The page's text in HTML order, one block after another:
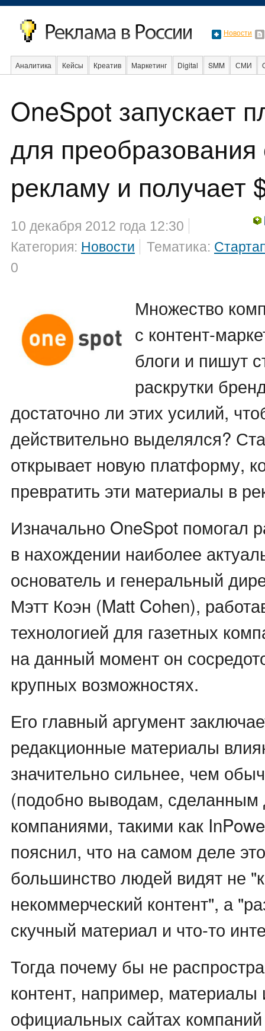
Новости
Аналитика Кейсы Креатив Маркетинг Digital SMM СМИ
OneSpot запускает
для преобразования
рекламу и получает
10 декабря 2012 года 12:30
Категория: Новости Тематика:
0
Множество
с контент-
блоги и пишут
раскрутки
достаточно ли этих усилий,
действительно выделялся?
открывает новую платформу,
превратить эти материалы в
Изначально OneSpot помогал
в нахождении наиболее
основатель и генеральный
Мэтт Коэн (Matt Cohen),
технологией для газетных
на данный момент он
крупных возможностях.
Его главный аргумент
редакционные материалы
значительно сильнее, чем
(подобно выводам, сделанным
компаниями, такими как
пояснил, что на самом деле
большинство людей видят не
некоммерческий контент", а
скучный материал и что-то
Тогда почему бы не
контент, например, материалы
официальных сайтах